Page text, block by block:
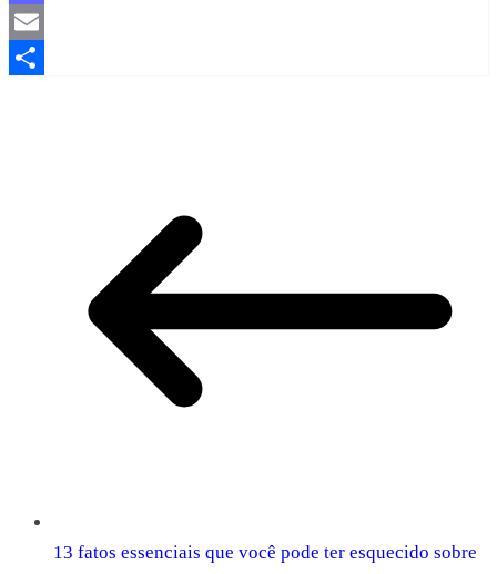
Mastodon
Email
13 fatos essenciais que você pode ter esquecido sobre